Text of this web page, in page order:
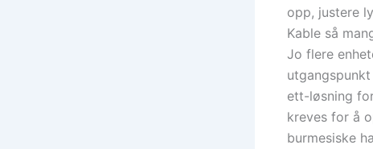
opp, justere
Kable så
Jo flere
ett-løsning
kreves for å
burmesiske